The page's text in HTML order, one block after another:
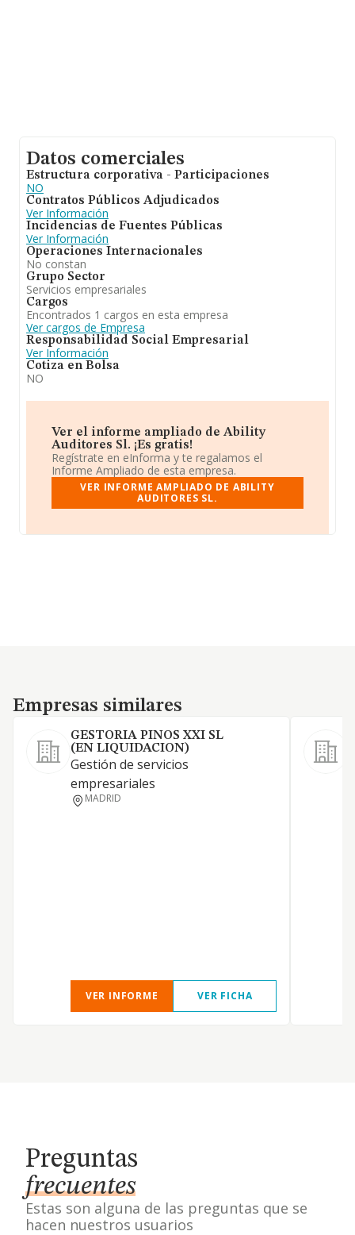
Datos comerciales
Estructura corporativa - Participaciones
NO
Contratos Públicos Adjudicados
Ver Información
Incidencias de Fuentes Públicas
Ver Información
Operaciones Internacionales
No constan
Grupo Sector
Servicios empresariales
Cargos
Encontrados 1 cargos en esta empresa
Ver cargos de Empresa
Responsabilidad Social Empresarial
Ver Información
Cotiza en Bolsa
NO
Ver el informe ampliado de Ability
Auditores Sl. ¡Es gratis!
Regístrate en eInforma y te regalamos el
Informe Ampliado de esta empresa.
VER INFORME AMPLIADO DE ABILITY
AUDITORES SL.
Empresas similares
Empresas similares
GESTORIA PINOS XXI SL
(EN LIQUIDACION)
Gestión de servicios
empresariales
MADRID
VER INFORME VER FICHA
Preguntas
frecuentes
Estas son alguna de las preguntas que se
hacen nuestros usuarios